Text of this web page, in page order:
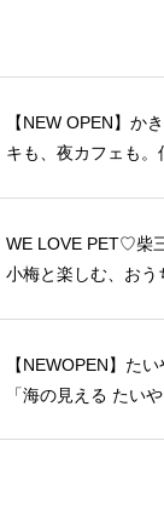
【NEW OPEN】か
キも、夜カフェも。
WE LOVE PET♡柴
小梅と楽しむ、おう
【NEWOPEN】たい
「海の見える たい